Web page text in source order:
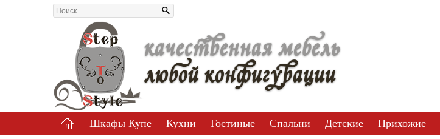
качественная мебель
любой конфигурации
Шкафы Купе Кухни Гостиные Спальни Детские Прихожие